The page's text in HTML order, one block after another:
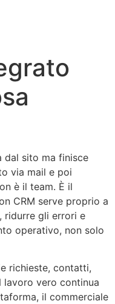
dal sito ma finisce
via mail e poi
è il team. È il
CRM serve proprio a
ridurre gli errori e
operativo, non solo
richieste, contatti,
lavoro vero continua
il commerciale